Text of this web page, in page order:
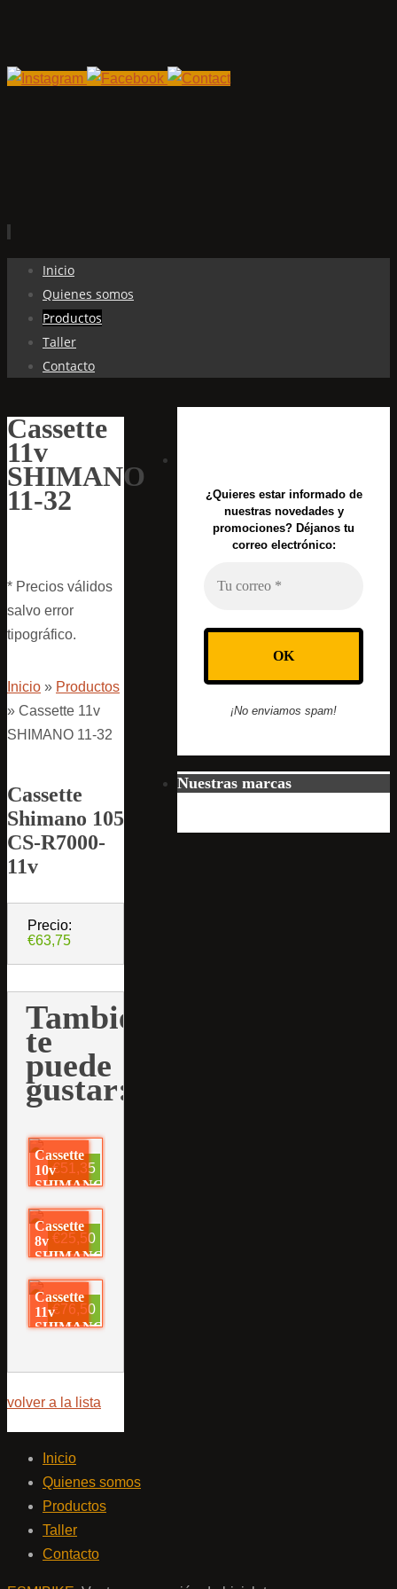
contenido
Inicio
Quienes somos
Productos
Taller
Contacto
Cassette
11v
SHIMANO
11-32
* Precios válidos
salvo error
tipográfico.
Inicio » Productos
» Cassette 11v
SHIMANO 11-32
Cassette
Shimano 105
CS-R7000-
11v
Precio:
€63,75
También
te
puede
gustar:
Cassette
10v
SHIMANO
€51,35
Cassette
8v
SHIMANO
€25,50
Cassette
11v
SHIMANO
€76,50
volver a la lista
¿Quieres estar informado de
nuestras novedades y
promociones? Déjanos tu
correo electrónico:
¡No enviamos spam!
Nuestras marcas
Inicio
Quienes somos
Productos
Taller
Contacto